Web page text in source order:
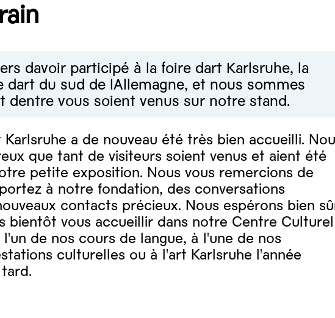
davoir participé à la foire dart Karlsruhe, la
dart du sud de lAllemagne, et nous sommes
dentre vous soient venus sur notre stand.
a de nouveau été très bien accueilli.
que tant de visiteurs soient venus et aient été
petite exposition. Nous vous remercions de
à notre fondation, des conversations
contacts précieux. Nous espérons bien
bientôt vous accueillir dans notre Centre Culturel
de nos cours de langue, à l'une de nos
culturelles ou à l'art Karlsruhe l'année